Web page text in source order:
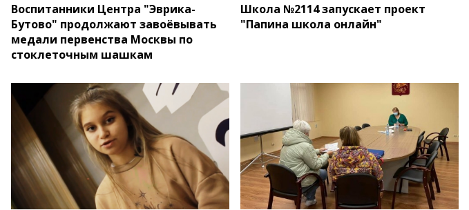
Воспитанники Центра "Эврика-
Бутово" продолжают завоёвывать
медали первенства Москвы по
стоклеточным шашкам
Школа №2114 запускает проект
"Папина школа онлайн"